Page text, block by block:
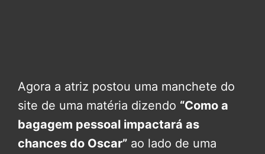
Agora a atriz postou uma manchete do
site de uma matéria dizendo “Como a
bagagem pessoal impactará as
chances do Oscar” ao lado de uma